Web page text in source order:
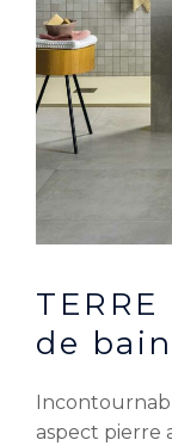
de
aspect pierre